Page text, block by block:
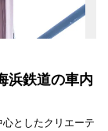
浜鉄道の車内
としたクリエーテ